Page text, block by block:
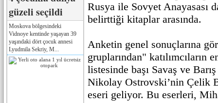
güzeli seçildi
Moskova bölgesindeki
Vidnoye kentinde yaşayan 39
yaşındaki dört çocuk annesi
Lyudmila Sekriy, M...
Rusya ile Sovyet Anayasası
belirttiği kitaplar arasında.
Anketin genel sonuçlarına
gruplarından" katılımcıların
listesinde başı Savaş ve
Nikolay Ostrovski’nin Çelik
eseri geliyor. Bu eserleri,